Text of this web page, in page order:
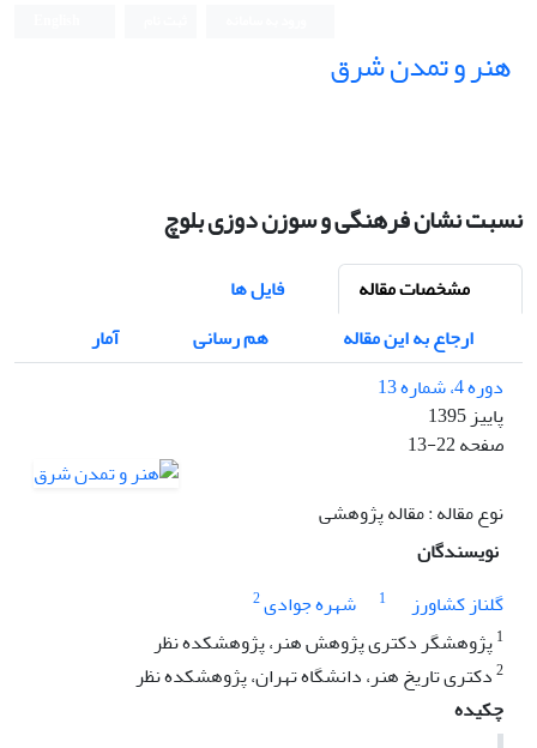
هنر و تمدن شرق
نسبت نشان فرهنگی و سوزن دوزی بلوچ
مشخصات مقاله
فایل ها
ارجاع به این مقاله
هم رسانی
آمار
دوره 4، شماره 13
پاییز 1395
صفحه13-22
نوع مقاله : مقاله پژوهشی
نویسندگان
گلناز کشاورز
1 شهره جوادی2
1پژوهشگر دکتری پژوهش هنر، پژوهشکده نظر
2دکتری تاریخ هنر، دانشگاه تهران، پژوهشکده نظر
چکیده